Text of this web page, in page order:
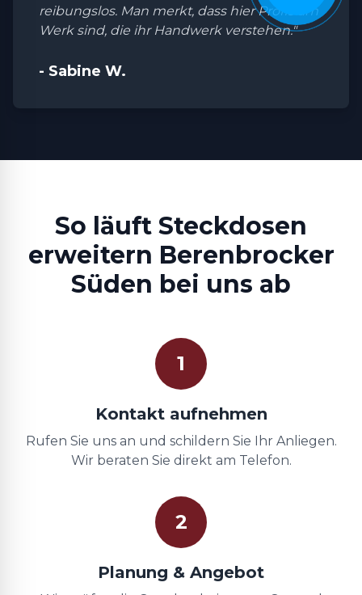
reibungslos. Man merkt, dass hier Profis am
Werk sind, die ihr Handwerk verstehen."
- Sabine W.
So läuft Steckdosen
erweitern Berenbrocker
Süden bei uns ab
1
Kontakt aufnehmen
Rufen Sie uns an und schildern Sie Ihr Anliegen.
Wir beraten Sie direkt am Telefon.
2
Planung & Angebot